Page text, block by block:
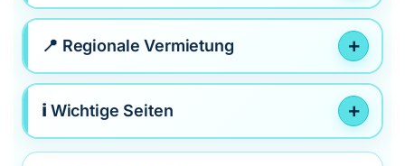
📍 Regionale Vermietung
ℹ️ Wichtige Seiten